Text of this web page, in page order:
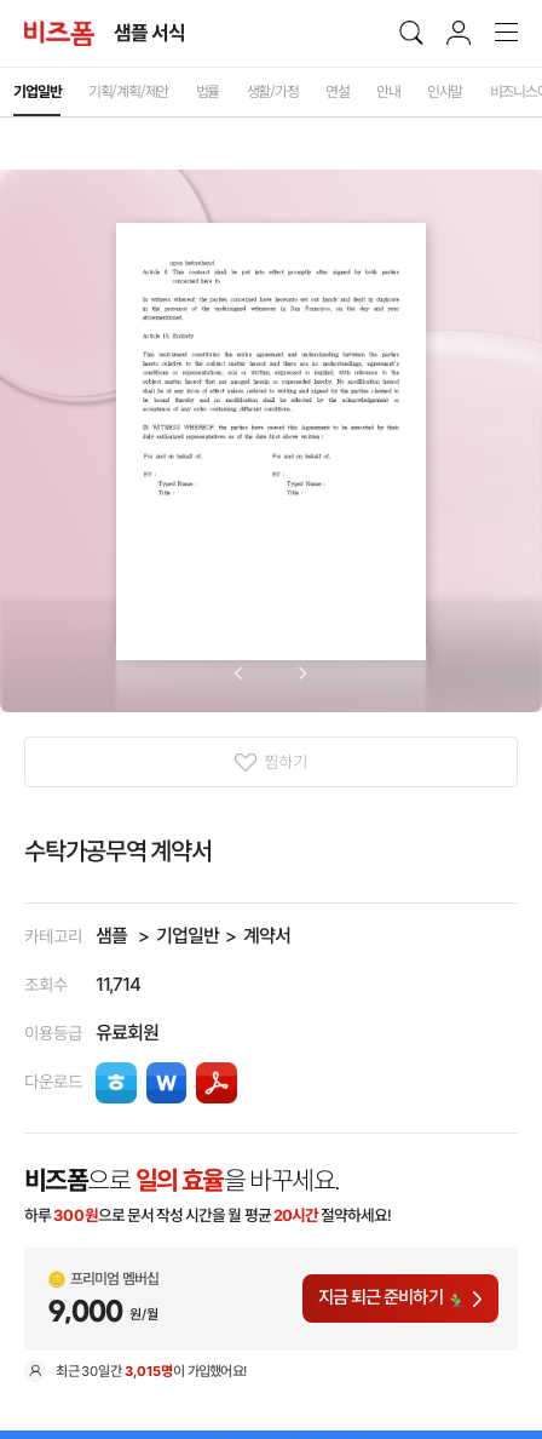
샘플 서식
기업일반 기획/계획/제안 법률 생활/가정 연설 안내 인사말 비즈니스
찜하기
수탁가공무역 계약서
카테고리 샘플 기업일반 계약서
조회수 11,714
이용등급 유료회원
다운로드
비즈폼으로 일의 효율을 바꾸세요.
하루300원으로 문서 작성 시간을 월 평균20시간절약하세요!
프리미엄 멤버십
9,000 원/월
지금 퇴근 준비하기
최근30일간3,015명이 가입했어요!